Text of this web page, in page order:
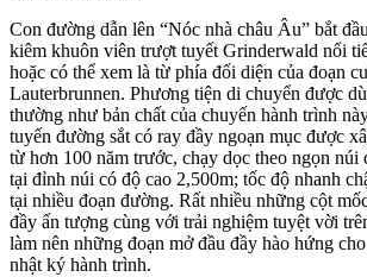
Con đường dẫn lên “Nóc nhà châu Âu” bắt
kiêm khuôn viên trượt tuyết Grinderwald nổi
hoặc có thể xem là từ phía đối diện của đoạn
Lauterbrunnen. Phương tiện di chuyển được
thường như bản chất của chuyến hành trình
tuyến đường sắt có ray đầy ngoạn mục được
từ hơn 100 năm trước, chạy dọc theo ngọn núi
tại đỉnh núi có độ cao 2,500m; tốc độ nhanh
tại nhiều đoạn đường. Rất nhiều những cột
đầy ấn tượng cùng với trải nghiệm tuyệt vời
làm nên những đoạn mở đầu đầy hào hứng
nhật ký hành trình.